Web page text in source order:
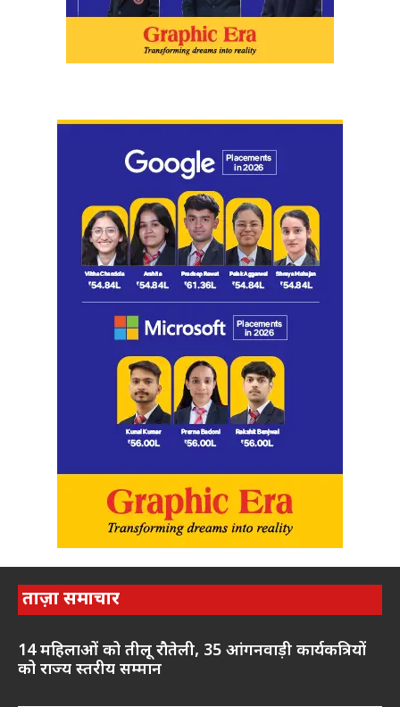
ताज़ा समाचार
14 महिलाओं को तीलू रौतेली, 35 आंगनवाड़ी कार्यकत्रियों
को राज्य स्तरीय सम्मान